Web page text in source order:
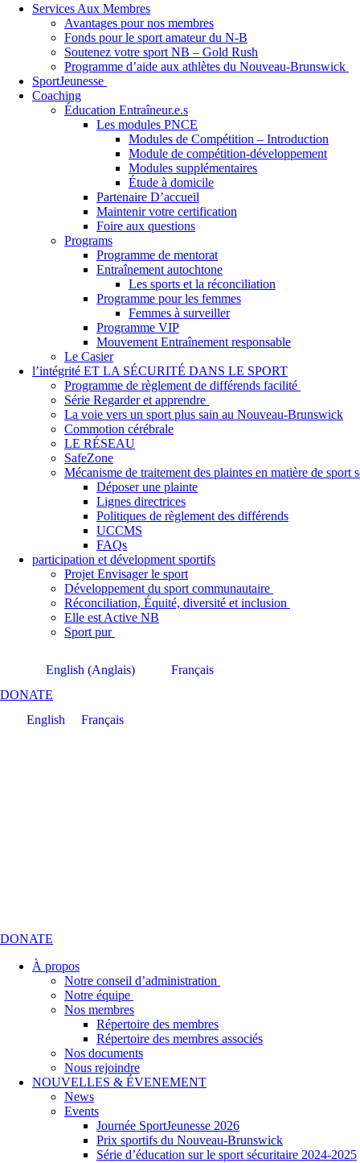
Services Aux Membres
Avantages pour nos membres
Fonds pour le sport amateur du N-B
Soutenez votre sport NB – Gold Rush
Programme d’aide aux athlètes du Nouveau-Brunswick
SportJeunesse
Coaching
Éducation Entraîneur.e.s
Les modules PNCE
Modules de Compétition – Introduction
Module de compétition-développement
Modules supplémentaires
Étude à domicile
Partenaire D’accueil
Maintenir votre certification
Foire aux questions
Programs
Programme de mentorat
Entraînement autochtone
Les sports et la réconciliation
Programme pour les femmes
Femmes à surveiller
Programme VIP
Mouvement Entraînement responsable
Le Casier
l’intégrité ET LA SÉCURITÉ DANS LE SPORT
Programme de règlement de différends facilité
Série Regarder et apprendre
La voie vers un sport plus sain au Nouveau-Brunswick
Commotion cérébrale
LE RÉSEAU
SafeZone
Mécanisme de traitement des plaintes en matière de
Déposer une plainte
Lignes directrices
Politiques de règlement des différends
UCCMS
FAQs
participation et dévelopment sportifs
Projet Envisager le sport
Développement du sport communautaire
Réconciliation, Équité, diversité et inclusion
Elle est Active NB
Sport pur
English (Anglais)
Français
DONATE
English
Français
DONATE
À propos
Notre conseil d’administration
Notre équipe
Nos membres
Répertoire des membres
Répertoire des membres associés
Nos documents
Nous rejoindre
NOUVELLES & ÉVENEMENT
News
Events
Journée SportJeunesse 2026
Prix sportifs du Nouveau-Brunswick
Série d’éducation sur le sport sécuritaire 2024-2025